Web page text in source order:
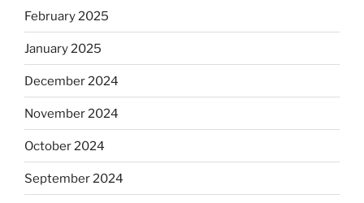
February 2025
January 2025
December 2024
November 2024
October 2024
September 2024